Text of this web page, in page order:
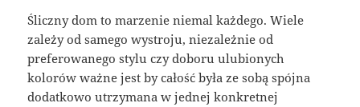
Śliczny dom to marzenie niemal każdego. Wiele
zależy od samego wystroju, niezależnie od
preferowanego stylu czy doboru ulubionych
kolorów ważne jest by całość była ze sobą spójna
dodatkowo utrzymana w jednej konkretnej